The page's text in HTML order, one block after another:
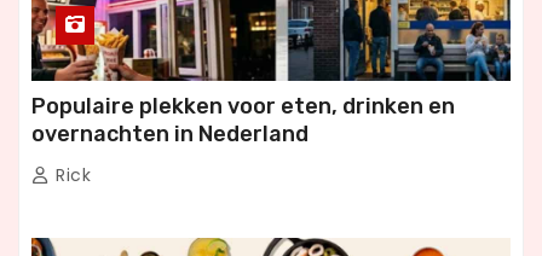
Populaire plekken voor eten, drinken en
overnachten in Nederland
Rick